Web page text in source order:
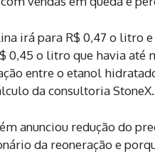
irá para R$ 0,47 o litro
0,45 o litro que havia até
entre o etanol
da consultoria StoneX.
anunciou redução do
da reoneração e